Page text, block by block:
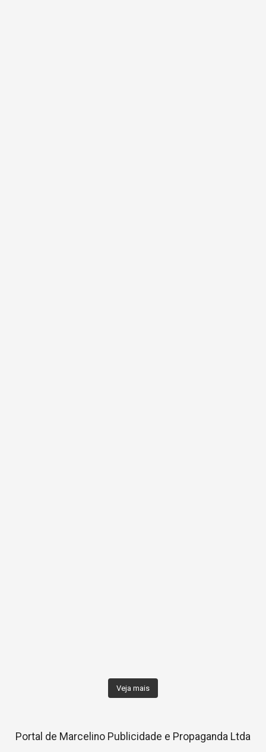
Veja mais
Portal de Marcelino Publicidade e Propaganda Ltda